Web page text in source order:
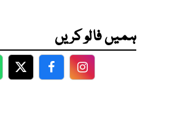
ہمیں فالو کریں
TwitterFacebookFacebook